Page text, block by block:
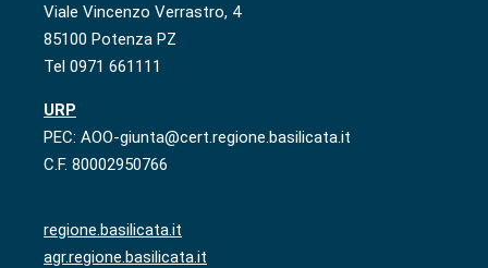
Viale Vincenzo Verrastro, 4
85100 Potenza PZ
Tel 0971 661111
URP
PEC: AOO-giunta@cert.regione.basilicata.it
C.F. 80002950766
regione.basilicata.it
agr.regione.basilicata.it